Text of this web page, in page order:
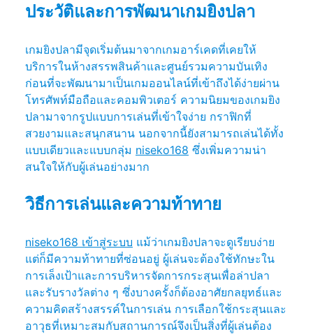
ประวัติและการพัฒนาเกมยิงปลา
เกมยิงปลามีจุดเริ่มต้นมาจากเกมอาร์เคดที่เคยให้
บริการในห้างสรรพสินค้าและศูนย์รวมความบันเทิง
ก่อนที่จะพัฒนามาเป็นเกมออนไลน์ที่เข้าถึงได้ง่ายผ่าน
โทรศัพท์มือถือและคอมพิวเตอร์ ความนิยมของเกมยิง
ปลามาจากรูปแบบการเล่นที่เข้าใจง่าย กราฟิกที่
สวยงามและสนุกสนาน นอกจากนี้ยังสามารถเล่นได้ทั้ง
แบบเดียวและแบบกลุ่ม niseko168 ซึ่งเพิ่มความน่า
สนใจให้กับผู้เล่นอย่างมาก
วิธีการเล่นและความท้าทาย
niseko168 เข้าสู่ระบบ แม้ว่าเกมยิงปลาจะดูเรียบง่าย
แต่ก็มีความท้าทายที่ซ่อนอยู่ ผู้เล่นจะต้องใช้ทักษะใน
การเล็งเป้าและการบริหารจัดการกระสุนเพื่อล่าปลา
และรับรางวัลต่าง ๆ ซึ่งบางครั้งก็ต้องอาศัยกลยุทธ์และ
ความคิดสร้างสรรค์ในการเล่น การเลือกใช้กระสุนและ
อาวุธที่เหมาะสมกับสถานการณ์จึงเป็นสิ่งที่ผู้เล่นต้อง